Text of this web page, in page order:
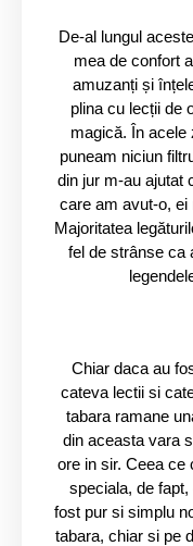
De-al lungul
mea de confort
amuzanți și
plina cu lecții de
magică. În
puneam niciun
din jur m-au ajutat
care am avut-o, ei
Majoritatea
fel de strânse ca
Chiar daca au
cateva lectii si
tabara ramane
din aceasta vara
ore in sir. Ceea ce
speciala, de
fost pur si simplu
tabara, chiar si pe